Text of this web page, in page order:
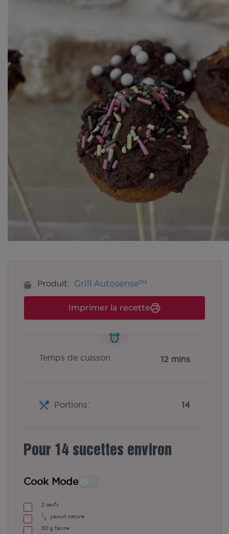
Produit: Grill Autosense™
Imprimer la recette
Temps de cuisson 12 mins
Portions: 14
Pour 14 sucettes environ
Cook Mode
2 œufs
1⁄2 yaourt nature
50 g farine